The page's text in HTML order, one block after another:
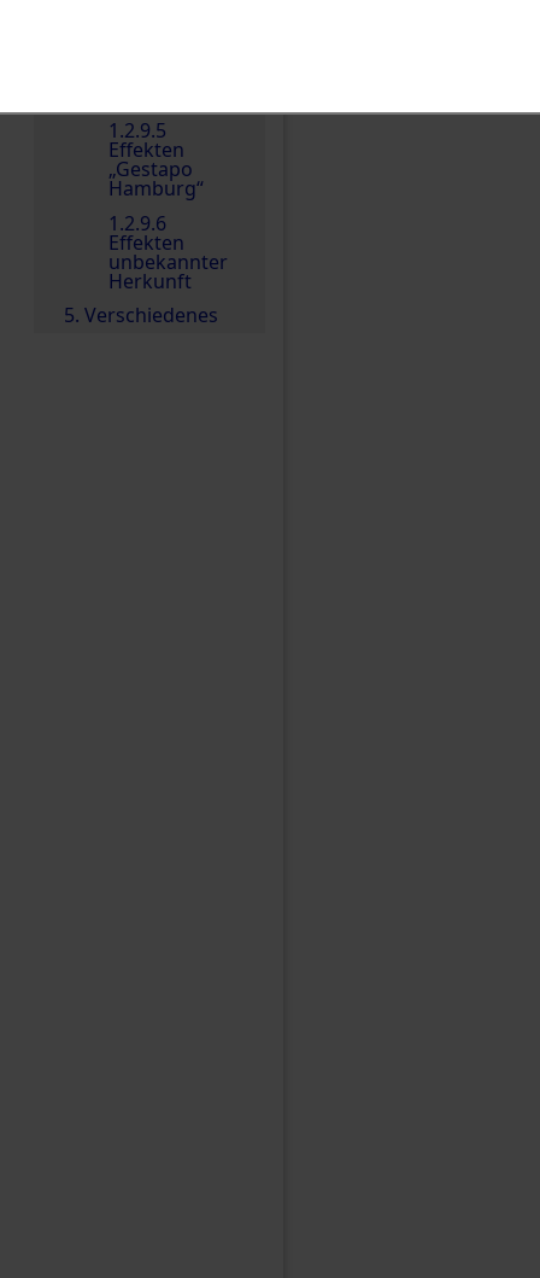
1.2.9.5
Effekten
„Gestapo
Hamburg“
1.2.9.6
Effekten
unbekannter
Herkunft
5. Verschiedenes